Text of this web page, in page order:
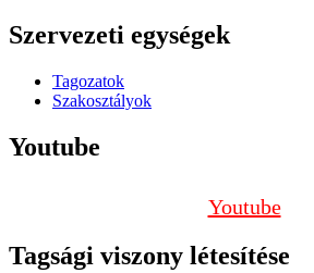
Szervezeti egységek
Tagozatok
Szakosztályok
Youtube
Youtube
Tagsági viszony létesítése